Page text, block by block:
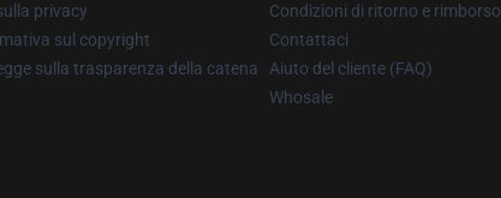
privacy
sul copyright
sulla trasparenza della catena
Condizioni di ritorno e rimborso
Contattaci
Aiuto del cliente (FAQ)
Whosale